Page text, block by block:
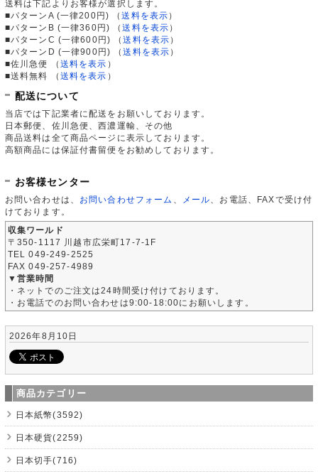
送料は下記よりお客様が選択します。
■パターンA (一律200円)
（送料を表示 ）
■パターンB (一律360円)
（送料を表示 ）
■パターンC (一律600円)
（送料を表示 ）
■パターンD (一律900円)
（送料を表示 ）
■佐川急便
（ 送料を表示 ）
■送料無料
（ 送料を表示 ）
配送について
当店では下記業者に配送をお願いしております。
日本郵便、佐川急便、西濃運輸、その他
商品送料は全て商品ページに表示しております。
高額商品には保証付書留便をお勧めしております。
お客様センター
お問い合わせは、 お問い合わせフォーム メール 、お電話、FAXで受け付
けております。
収集ワールド
〒350-1117 川越市広栄町17-7-1F
TEL 049-249-2525
FAX 049-257-4989
▼営業時間
・ネットでのご注文は24時間受け付けております。
・お電話でのお問い合わせは9:00-18:00にお願いします。
2026年8月10日
商品カテゴリー
日本紙幣(3592)
日本硬貨(2259)
日本切手(716)